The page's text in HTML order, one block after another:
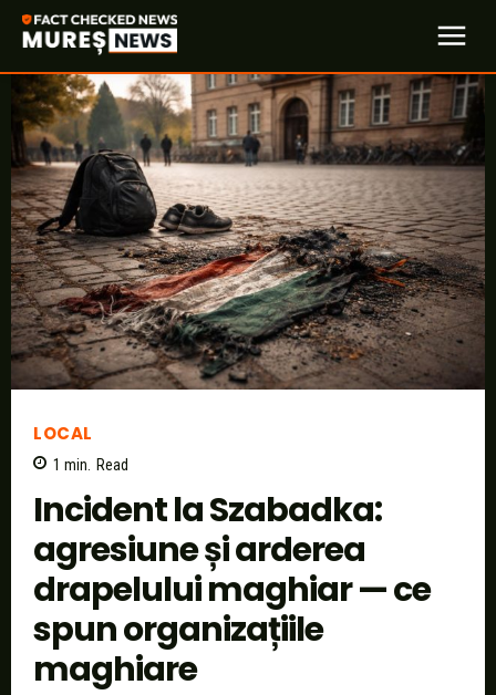
LOCAL
1 min. Read
Incident la Szabadka:
agresiune și arderea
drapelului maghiar — ce
spun organizațiile
maghiare